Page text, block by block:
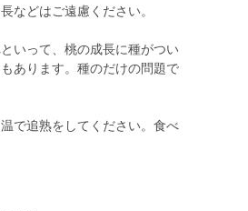
などはご遠慮ください。
いって、桃の成長に種がつい
あります。種のだけの問題で
で追熟をしてください。食べ